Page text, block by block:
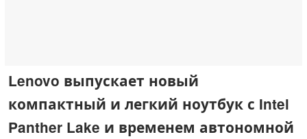
Lenovo выпускает новый
компактный и легкий ноутбук с Intel
Panther Lake и временем автономной